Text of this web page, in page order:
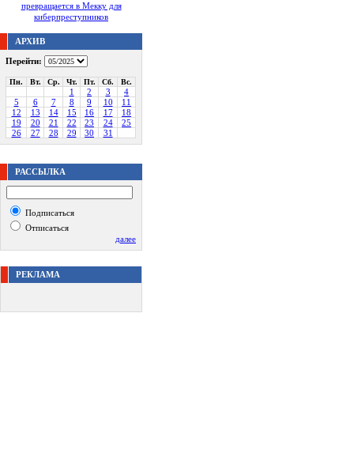
превращается в Мекку для
киберпреступников
АРХИВ
Перейти:
Пн. Вт. Ср. Чт. Пт. Сб. Вс.
1 2 3
4
5
6 7 8 9 10
11
12
13 14 15 16 17
18
19
20 21 22 23 24
25
26
27 28 29 30 31
РАССЫЛКА
Подписаться
Отписаться
далее
РЕКЛАМА